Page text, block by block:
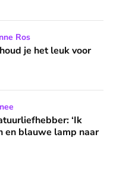
voor de kinderen!
Ros
je het leuk voor
‘Ik speur met een
‘Ik
en blauwe lamp naar